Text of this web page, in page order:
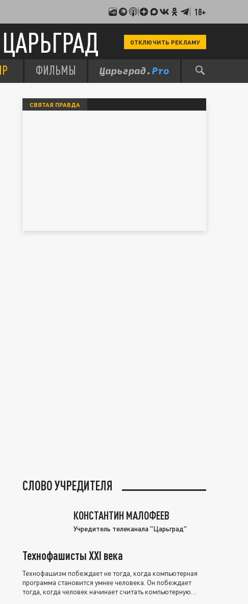
18+
ЦАРЬГРАД ОТКЛЮЧИТЬ РЕКЛАМУ
ФИЛЬМЫ
СВЯТАЯ ПРАВДА
СЛОВО УЧРЕДИТЕЛЯ
КОНСТАНТИН МАЛОФЕЕВ
Учредитель телеканала "Царьград"
Технофашисты XXI века
Технофашизм побеждает не тогда, когда компьютерная
программа становится умнее человека. Он побеждает
тогда, когда человек начинает считать компьютерную